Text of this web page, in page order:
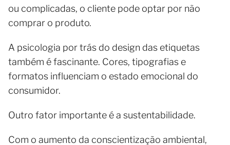
ou complicadas, o cliente pode optar por não
comprar o produto.
A psicologia por trás do design das etiquetas
também é fascinante. Cores, tipografias e
formatos influenciam o estado emocional do
consumidor.
Outro fator importante é a sustentabilidade.
Com o aumento da conscientização ambiental,